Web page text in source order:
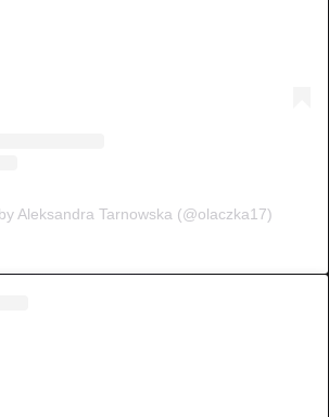
Aleksandra Tarnowska (@olaczka17)